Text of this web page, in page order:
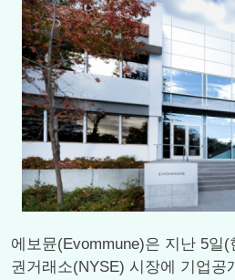
에보뮨(Evommune)은 지난 5일
권거래소(NYSE) 시장에 기업공